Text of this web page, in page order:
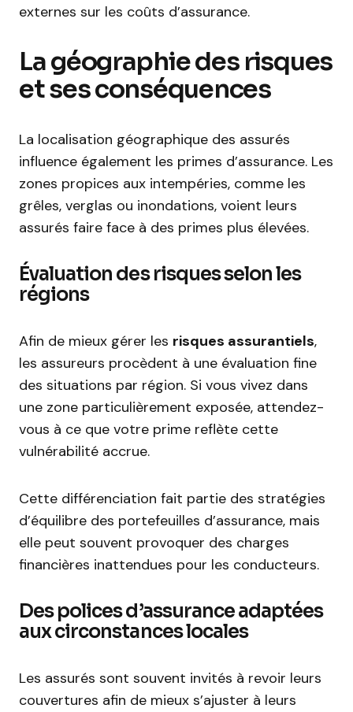
externes sur les coûts d’assurance.
La géographie des risques
et ses conséquences
La localisation géographique des assurés
influence également les primes d’assurance. Les
zones propices aux intempéries, comme les
grêles, verglas ou inondations, voient leurs
assurés faire face à des primes plus élevées.
Évaluation des risques selon les
régions
Afin de mieux gérer les risques assurantiels,
les assureurs procèdent à une évaluation fine
des situations par région. Si vous vivez dans
une zone particulièrement exposée, attendez-
vous à ce que votre prime reflète cette
vulnérabilité accrue.
Cette différenciation fait partie des stratégies
d’équilibre des portefeuilles d’assurance, mais
elle peut souvent provoquer des charges
financières inattendues pour les conducteurs.
Des polices d’assurance adaptées
aux circonstances locales
Les assurés sont souvent invités à revoir leurs
couvertures afin de mieux s’ajuster à leurs